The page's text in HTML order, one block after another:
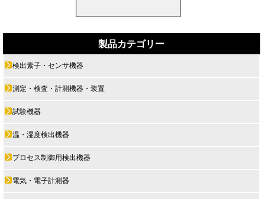
製品カテゴリー
検出素子・センサ機器
測定・検査・計測機器・装置
試験機器
温・湿度検出機器
プロセス制御用検出機器
電気・電子計測器